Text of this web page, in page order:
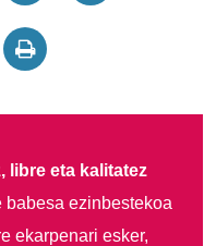
libre eta kalitatez
babesa ezinbestekoa
ekarpenari esker,